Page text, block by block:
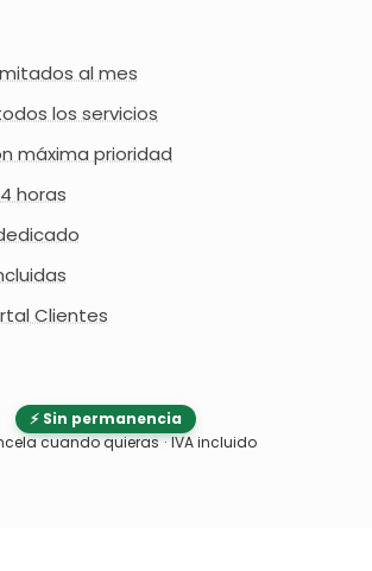
al mes
los servicios
máxima prioridad
horas
Clientes
⚡ Sin permanencia
cuando quieras · IVA incluido